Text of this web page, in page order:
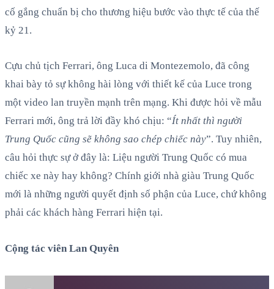
cố gắng chuẩn bị cho thương hiệu bước vào thực tế của thế
kỷ 21.
Cựu chủ tịch Ferrari, ông Luca di Montezemolo, đã công
khai bày tỏ sự không hài lòng với thiết kế của Luce trong
một video lan truyền mạnh trên mạng. Khi được hỏi về mẫu
Ferrari mới, ông trả lời đầy khó chịu: “Ít nhất thì người
Trung Quốc cũng sẽ không sao chép chiếc này”. Tuy nhiên,
câu hỏi thực sự ở đây là: Liệu người Trung Quốc có mua
chiếc xe này hay không? Chính giới nhà giàu Trung Quốc
mới là những người quyết định số phận của Luce, chứ không
phải các khách hàng Ferrari hiện tại.
Cộng tác viên Lan Quyên